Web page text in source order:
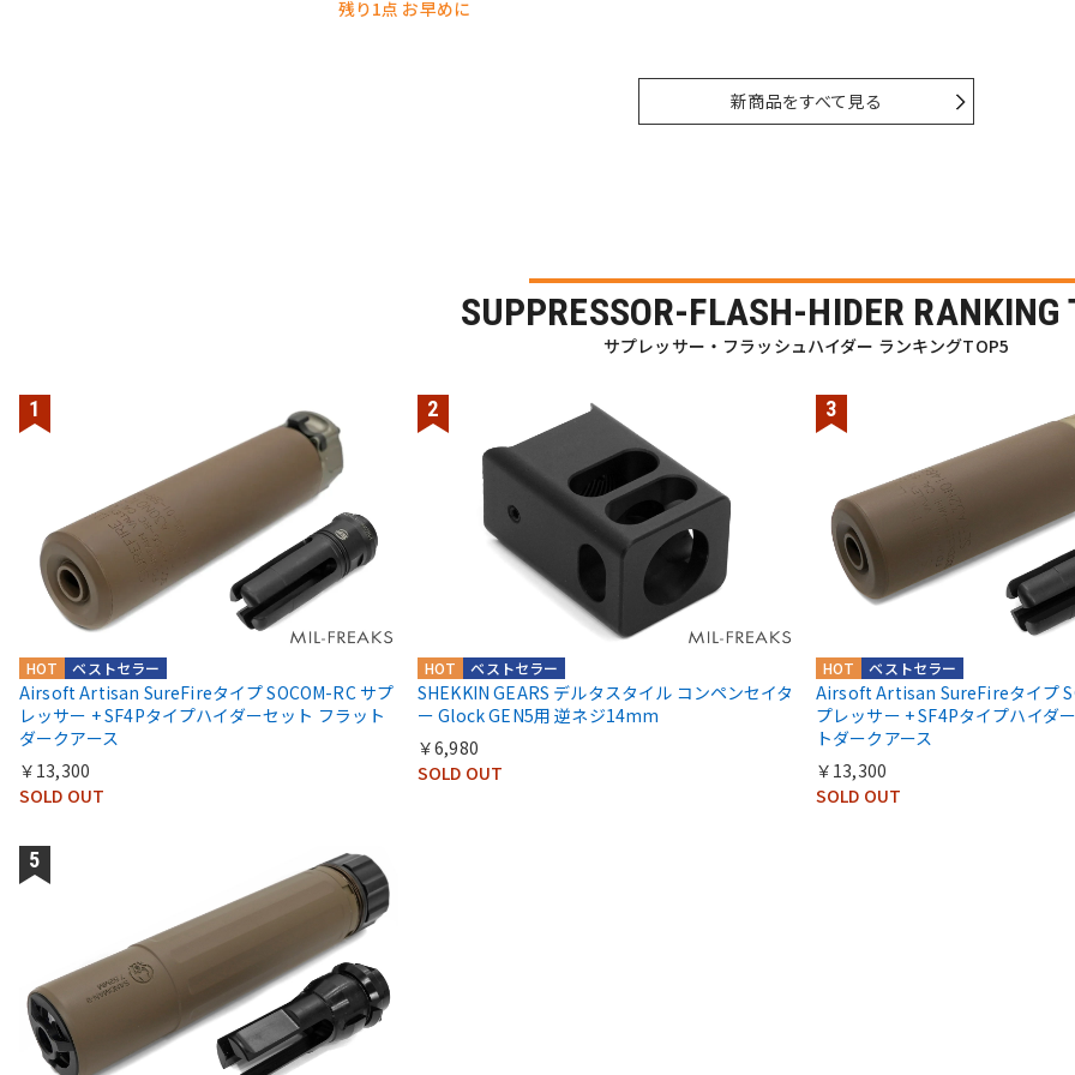
残り1点 お早めに
新商品をすべて見る
SUPPRESSOR-FLASH-HIDER RANKING
サプレッサー・フラッシュハイダー ランキングTOP5
ベストセラー
HOT
Airsoft Artisan SureFireタイプ SOCOM-RC サプ
レッサー + SF4Pタイプハイダーセット フラット
ダークアース
￥13,300
SOLD OUT
ベストセラー
HOT
SHEKKIN GEARS デルタスタイル コンペンセイタ
ー Glock GEN5用 逆ネジ14mm
￥6,980
SOLD OUT
ベストセラー
HOT
Airsoft Artisan SureFireタイプ
プレッサー + SF4Pタイプハイダ
トダークアース
￥13,300
SOLD OUT